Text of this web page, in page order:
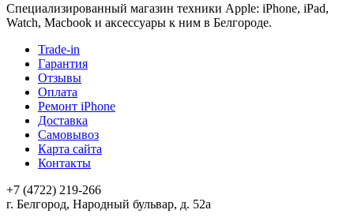
Специализированный магазин техники Apple: iPhone, iPad,
Watch, Macbook и аксессуары к ним в Белгороде.
Trade-in
Гарантия
Отзывы
Оплата
Ремонт iPhone
Доставка
Самовывоз
Карта сайта
Контакты
+7 (4722) 219-266
г. Белгород, Народный бульвар, д. 52а